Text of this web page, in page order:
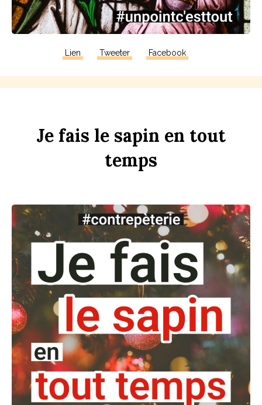
Lien Tweeter Facebook
Je fais le sapin en tout
temps